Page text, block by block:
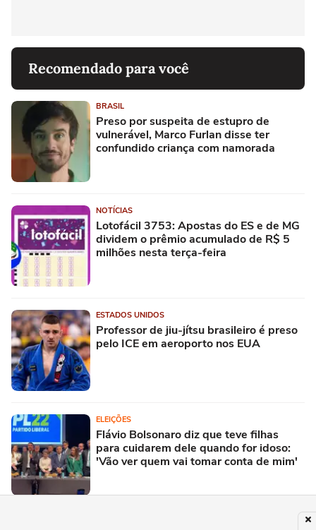
Recomendado para você
BRASIL
Preso por suspeita de estupro de
vulnerável, Marco Furlan disse ter
confundido criança com namorada
NOTÍCIAS
Lotofácil 3753: Apostas do ES e de MG
dividem o prêmio acumulado de R$ 5
milhões nesta terça-feira
ESTADOS UNIDOS
Professor de jiu-jítsu brasileiro é preso
pelo ICE em aeroporto nos EUA
ELEIÇÕES
Flávio Bolsonaro diz que teve filhas
para cuidarem dele quando for idoso:
'Vão ver quem vai tomar conta de mim'